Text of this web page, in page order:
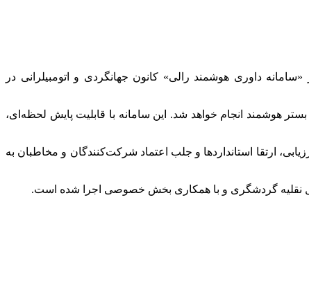
داوری هوشمند رالی» کانون جهانگردی و اتومبیلرانی در
هوشمند انجام خواهد شد. این سامانه با قابلیت پایش لحظه‌ای،
ارتقا استانداردها و جلب اعتماد شرکت‌کنندگان و مخاطبان به
نقلیه گردشگری و با همکاری بخش خصوصی اجرا شده است.